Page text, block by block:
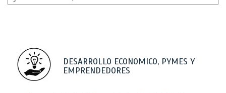
DESARROLLO ECONOMICO, PYMES Y
EMPRENDEDORES